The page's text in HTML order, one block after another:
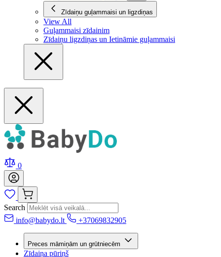
Zīdaiņu guļammaisi un ligzdiņas
View All
Guļammaisi zīdainim
Zīdaiņu ligzdiņas un Ietināmie guļammaisi
0
Search
info@babydo.lt
+37069832905
Preces māmiņām un grūtniecēm
Zīdaiņa pūriņš